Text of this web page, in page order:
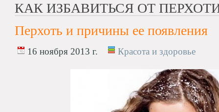
КАК ИЗБАВИТЬСЯ ОТ
Перхоть и причины ее появления
16 ноября 2013 г. Красота и здоровье